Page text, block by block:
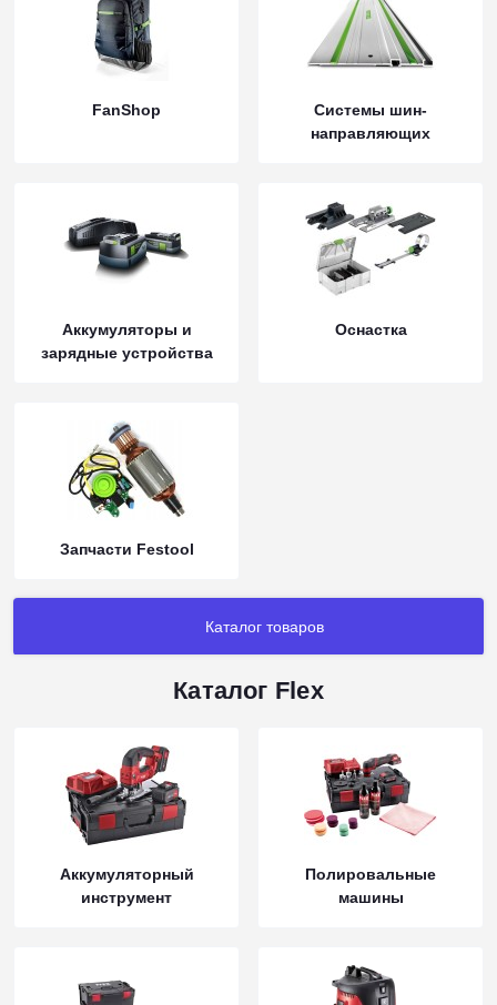
FanShop
Системы шин-
направляющих
Аккумуляторы и
зарядные устройства
Оснастка
Запчасти Festool
Каталог товаров
Каталог Flex
Аккумуляторный
инструмент
Полировальные
машины